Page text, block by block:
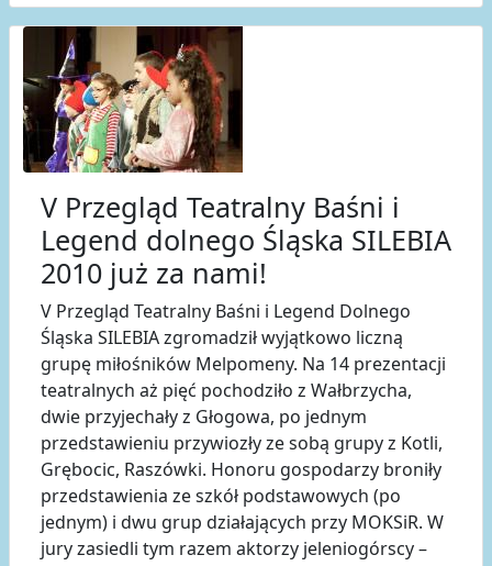
V Przegląd Teatralny Baśni i
Legend dolnego Śląska SILEBIA
2010 już za nami!
V Przegląd Teatralny Baśni i Legend Dolnego
Śląska SILEBIA zgromadził wyjątkowo liczną
grupę miłośników Melpomeny. Na 14 prezentacji
teatralnych aż pięć pochodziło z Wałbrzycha,
dwie przyjechały z Głogowa, po jednym
przedstawieniu przywiozły ze sobą grupy z Kotli,
Grębocic, Raszówki. Honoru gospodarzy broniły
przedstawienia ze szkół podstawowych (po
jednym) i dwu grup działających przy MOKSiR. W
jury zasiedli tym razem aktorzy jeleniogórscy –